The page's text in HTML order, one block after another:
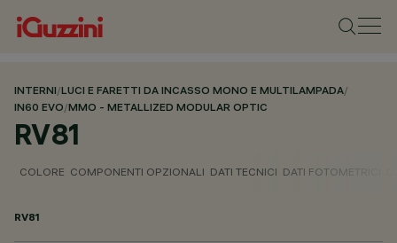
INTERNI/LUCI E FARETTI DA INCASSO MONO E MULTILAMPADA/
IN60 EVO/MMO - METALLIZED MODULAR OPTIC
RV81
COLORE COMPONENTI OPZIONALI DATI TECNICI DATI FOTOMETRICI
RV81